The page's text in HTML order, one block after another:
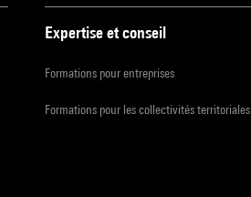
Expertise et conseil
Formations pour entreprises
Formations pour les collectivités territoriales